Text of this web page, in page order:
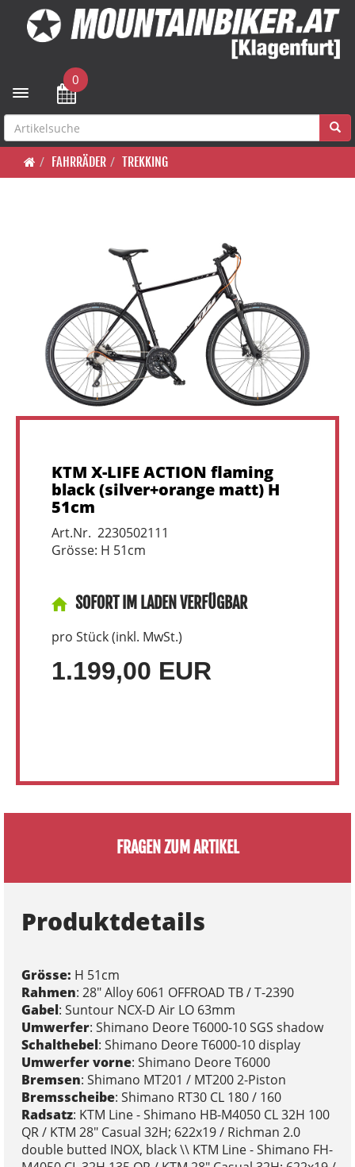
Toggle navigation
0
FAHRRÄDER TREKKING
KTM X-LIFE ACTION flaming
black (silver+orange matt) H
51cm
Art.Nr. 2230502111
Grösse: H 51cm
SOFORT IM LADEN VERFÜGBAR
pro Stück (inkl. MwSt.)
1.199,00 EUR
FRAGEN ZUM ARTIKEL
Produktdetails
Grösse: H 51cm
Rahmen: 28" Alloy 6061 OFFROAD TB / T-2390
Gabel: Suntour NCX-D Air LO 63mm
Umwerfer: Shimano Deore T6000-10 SGS shadow
Schalthebel: Shimano Deore T6000-10 display
Umwerfer vorne: Shimano Deore T6000
Bremsen: Shimano MT201 / MT200 2-Piston
Bremsscheibe: Shimano RT30 CL 180 / 160
Radsatz: KTM Line - Shimano HB-M4050 CL 32H 100
QR / KTM 28" Casual 32H; 622x19 / Richman 2.0
double butted INOX, black \\ KTM Line - Shimano FH-